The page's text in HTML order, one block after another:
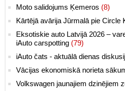
Moto salidojums Ķemeros (8)
Kārtējā avārija Jūrmalā pie Circle
Eksotiskie auto Latvijā 2026 –
iAuto carspotting (79)
iAuto čats - aktuālā dienas
Vācijas ekonomiskā norieta
Volkswagen jaunajiem dzinējiem